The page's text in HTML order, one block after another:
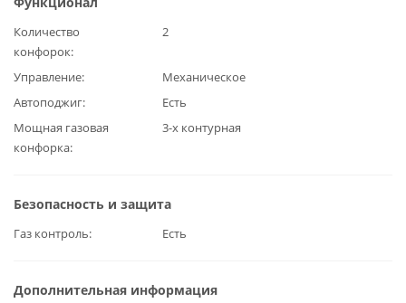
Количество
конфорок
2
Управление
Механическое
Автоподжиг
Есть
Мощная газовая
конфорка
3-х контурная
Безопасность и защита
Газ контроль Есть
Дополнительная информация